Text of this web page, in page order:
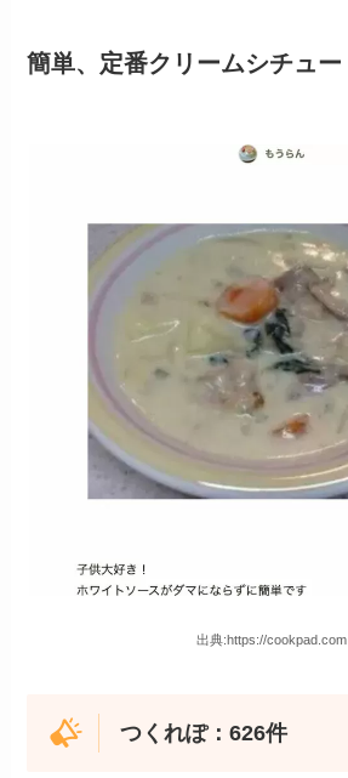
簡単、定番クリームシチュー
出典:https://cookpad.com
つくれぽ：626件